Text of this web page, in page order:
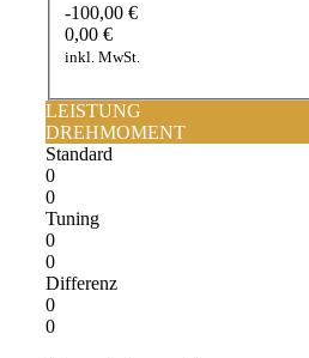
-100,00 €
0,00 €
inkl. MwSt.
LEISTUNG
DREHMOMENT
Standard
0
0
Tuning
0
0
Differenz
0
0